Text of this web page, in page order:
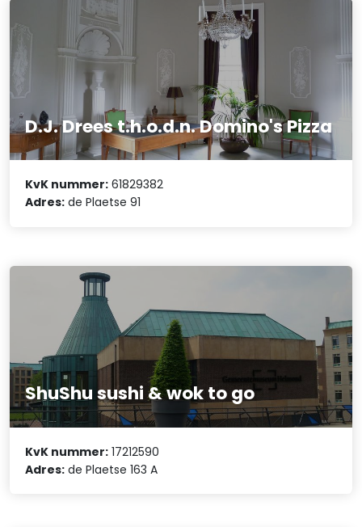
D.J. Drees t.h.o.d.n. Domino's Pizza
KvK nummer: 61829382
Adres: de Plaetse 91
ShuShu sushi & wok to go
KvK nummer: 17212590
Adres: de Plaetse 163 A